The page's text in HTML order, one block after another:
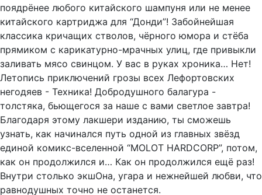
поядрёнее любого китайского шампуня или не менее
китайского картриджа для “Донди”! Забойнейшая
классика кричащих стволов, чёрного юмора и стёба
прямиком с карикатурно-мрачных улиц, где привыкли
заливать мясо свинцом. У вас в руках хроника… Нет!
Летопись приключений грозы всех Лефортовских
негодяев - Техника! Добродушного балагура -
толстяка, бьющегося за наше с вами светлое завтра!
Благодаря этому лакшери изданию, ты сможешь
узнать, как начинался путь одной из главных звёзд
единой комикс-вселенной “MOLOT HARDCORP”, потом,
как он продолжился и… Как он продолжился ещё раз!
Внутри столько экшОна, угара и нежнейшей любви, что
равнодушных точно не останется.